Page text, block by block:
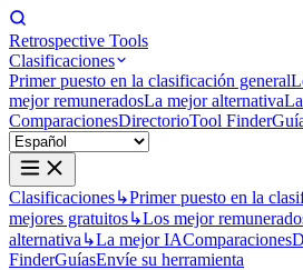
Retrospective Tools
Clasificaciones
Primer puesto en la clasificación general
mejor remuneradosLa mejor alternativa
ComparacionesDirectorioTool Finder
Clasificaciones↳Primer puesto en la
mejores gratuitos↳Los mejor
alternativa ↳La mejor IAComparaciones
FinderGuíasEnvíe su herramienta